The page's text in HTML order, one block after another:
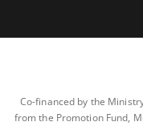
Co-financed by the
from the Promotion Fund,